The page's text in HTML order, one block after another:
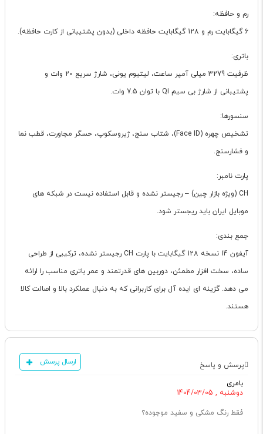
رم و حافظه:
6 گیگابایت رم و 128 گیگابایت حافظه داخلی (بدون پشتیبانی از کارت حافظه).
باتری:
ظرفیت 3279 میلی آمپر ساعت، لیتیوم یونی، شارژ سریع 20 وات و
پشتیبانی از شارژ بی سیم Qi با توان 7.5 وات.
سنسورها:
تشخیص چهره (Face ID)، شتاب سنج، ژیروسکوپ، حسگر مجاورت، قطب نما
و فشارسنج.
پارت نامبر:
CH (ویژه بازار چین) – رجیستر نشده و قابل استفاده نیست در شبکه های
موبایل ایران باید ریجستر شود.
جمع بندی:
آیفون 14 نسخه 128 گیگابایت با پارت CH رجیستر نشده، ترکیبی از طراحی
ساده، سخت افزار مطمئن، دوربین های قدرتمند و عمر باتری مناسب را ارائه
می دهد. گزینه ای ایده آل برای کاربرانی که به دنبال عملکرد بالا و اصالت کالا
هستند.
پرسش و پاسخ ارسال پرسش
بامری
دوشنبه , 1404/03/05
فقط رنگ مشکی و سفید موجوده؟